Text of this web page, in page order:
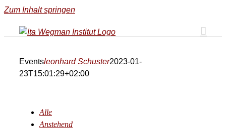
Zum Inhalt springen
Eventsleonhard Schuster2023-01-
23T15:01:29+02:00
Alle
Anstehend